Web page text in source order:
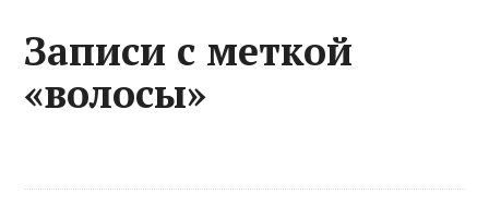
Записи с меткой
«волосы»